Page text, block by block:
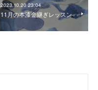
2023.10.20 23:04
11月の本漆金継ぎレッスン